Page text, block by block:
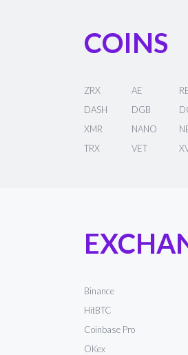
Binance
HitBTC
Coinbase Pro
OKex
COINS
ZRX AE
DASH
DGB
XMR
NANO
TRX
VET